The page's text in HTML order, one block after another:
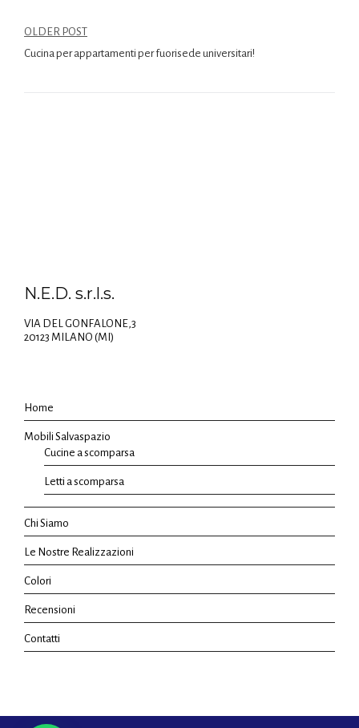
OLDER POST
Cucina per appartamenti per fuorisede universitari!
N.E.D. s.r.l.s.
VIA DEL GONFALONE,3
20123 MILANO (MI)
Home
Mobili Salvaspazio
Cucine a scomparsa
Letti a scomparsa
Chi Siamo
Le Nostre Realizzazioni
Colori
Recensioni
Contatti